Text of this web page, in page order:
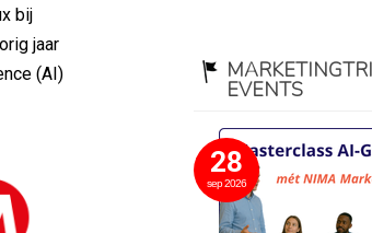
bij
jaar
(AI)
EVENTS
28
sep 2026